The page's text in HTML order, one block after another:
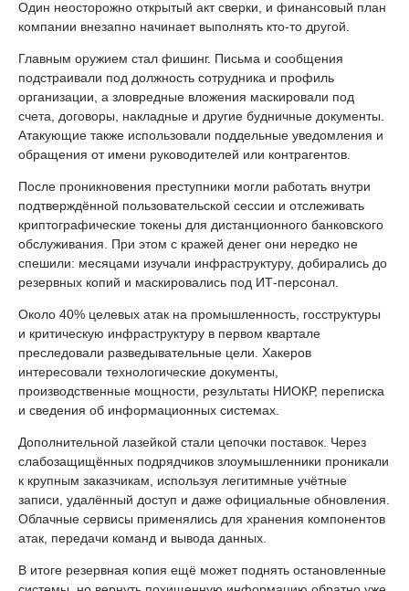
Один неосторожно открытый акт сверки, и финансовый план
компании внезапно начинает выполнять кто-то другой.
Главным оружием стал фишинг. Письма и сообщения
подстраивали под должность сотрудника и профиль
организации, а зловредные вложения маскировали под
счета, договоры, накладные и другие будничные документы.
Атакующие также использовали поддельные уведомления и
обращения от имени руководителей или контрагентов.
После проникновения преступники могли работать внутри
подтверждённой пользовательской сессии и отслеживать
криптографические токены для дистанционного банковского
обслуживания. При этом с кражей денег они нередко не
спешили: месяцами изучали инфраструктуру, добирались до
резервных копий и маскировались под ИТ-персонал.
Около 40% целевых атак на промышленность, госструктуры
и критическую инфраструктуру в первом квартале
преследовали разведывательные цели. Хакеров
интересовали технологические документы,
производственные мощности, результаты НИОКР, переписка
и сведения об информационных системах.
Дополнительной лазейкой стали цепочки поставок. Через
слабозащищённых подрядчиков злоумышленники проникали
к крупным заказчикам, используя легитимные учётные
записи, удалённый доступ и даже официальные обновления.
Облачные сервисы применялись для хранения компонентов
атак, передачи команд и вывода данных.
В итоге резервная копия ещё может поднять остановленные